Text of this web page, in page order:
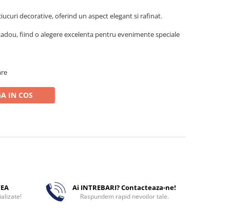
decorative, oferind un aspect elegant si rafinat.
fiind o alegere excelenta pentru evenimente speciale
IN COS
Ai INTREBARI? Contacteaza-ne!
Raspundem rapid nevoilor tale.